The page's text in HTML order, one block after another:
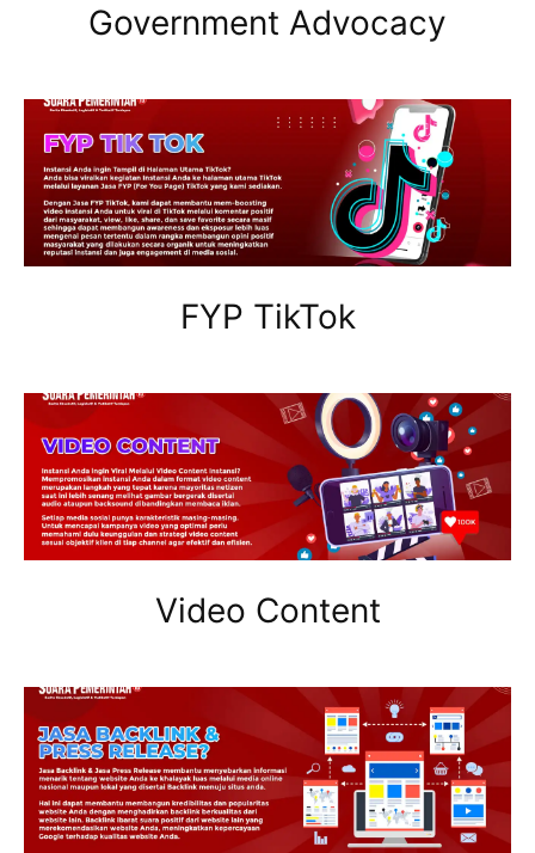
Government Advocacy
FYP TikTok
Video Content